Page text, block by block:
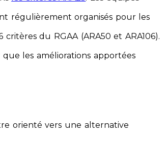
régulièrement organisés pour les
du RGAA (ARA50 et ARA106).
les améliorations apportées
orienté vers une alternative